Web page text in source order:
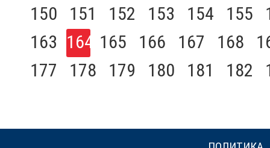
150
151 152 153 154 155
163 164 165 166 167 168
177
178 179 180 181 182